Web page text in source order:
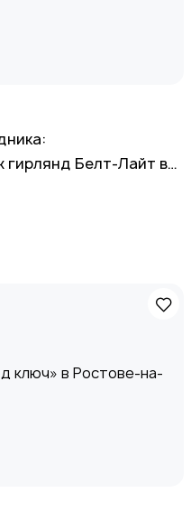
опт (B2B)
Белт-Лайт в